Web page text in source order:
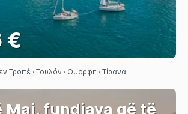
€
Βλέπω
Τροπέ · Τουλόν · Ομορφη · Τίρανα
Maj, fundjava që të